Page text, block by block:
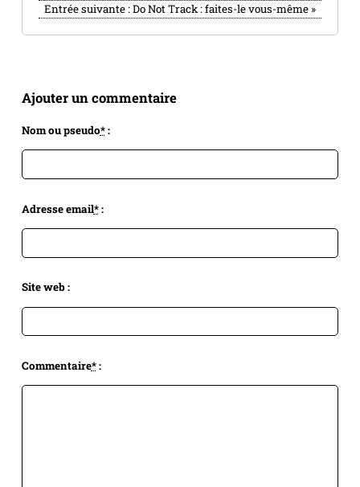
Entrée suivante :Do Not Track : faites-le vous-même »
Ajouter un commentaire
Nom ou pseudo*:
Adresse email*:
Site web :
Commentaire*: